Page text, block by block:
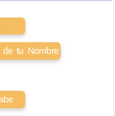
de tu Nombre